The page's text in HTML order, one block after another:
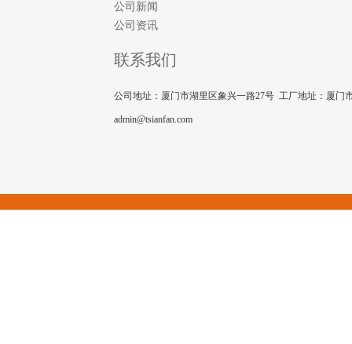
公司新闻
公司资讯
联系我们
公司地址：厦门市湖里区象兴一路27号 工厂地址：厦门
admin@tsianfan.com